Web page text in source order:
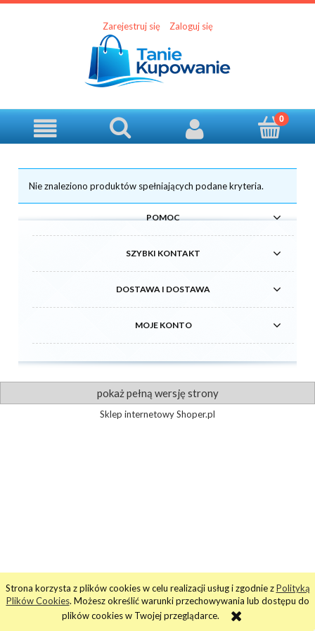
Strona korzysta z plików cookies w celu realizacji usług i zgodnie zPolityką
Plików Cookies. Możesz określić warunki przechowywania lub dostępu do
plików cookies w Twojej przeglądarce.
Zarejestruj się Zaloguj się
Nie znaleziono produktów spełniających podane kryteria.
POMOC
SZYBKI KONTAKT
DOSTAWA I DOSTAWA
MOJE KONTO
pokaż pełną wersję strony
Sklep internetowy Shoper.pl